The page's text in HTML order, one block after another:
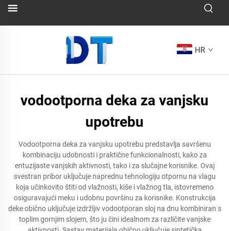
HR
vodootporna deka za vanjsku
upotrebu
Vodootporna deka za vanjsku upotrebu predstavlja savršenu
kombinaciju udobnosti i praktične funkcionalnosti, kako za
entuzijaste vanjskih aktivnosti, tako i za slučajne korisnike. Ovaj
svestran pribor uključuje naprednu tehnologiju otpornu na vlagu
koja učinkovito štiti od vlažnosti, kiše i vlažnog tla, istovremeno
osiguravajući meku i udobnu površinu za korisnike. Konstrukcija
deke obično uključuje izdržljiv vodootporan sloj na dnu kombiniran s
toplim gornjim slojem, što ju čini idealnom za različite vanjske